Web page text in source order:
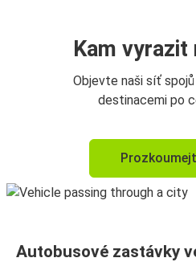
Kam vyrazit
Objevte naši síť
destinacemi po
Autobusové zastávky